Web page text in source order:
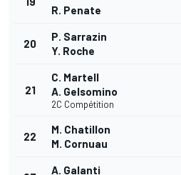
R. Penate
20
P. Sarrazin
Y. Roche
21
C. Martell
A. Gelsomino
2C Compétition
22
M. Chatillon
M. Cornuau
A. Galanti